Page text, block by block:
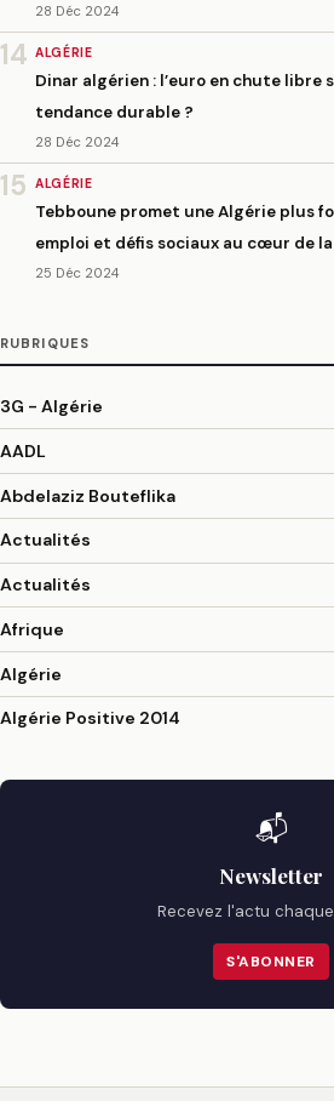
28 Déc 2024
14 ALGÉRIE
Dinar algérien : l’euro en chute libre
tendance durable ?
28 Déc 2024
15 ALGÉRIE
Tebboune promet une Algérie plus
emploi et défis sociaux au cœur de
25 Déc 2024
RUBRIQUES
3G - Algérie
AADL
Abdelaziz Bouteflika
Actualités
Actualités
Afrique
Algérie
Algérie Positive 2014
📬
Newsletter
Recevez l'actu
S'ABONNER